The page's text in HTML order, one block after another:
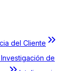
del Cliente
de